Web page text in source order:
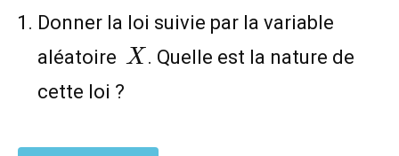
Donner la loi suivie par la variable
aléatoire
X
X . Quelle est la nature de
cette loi ?